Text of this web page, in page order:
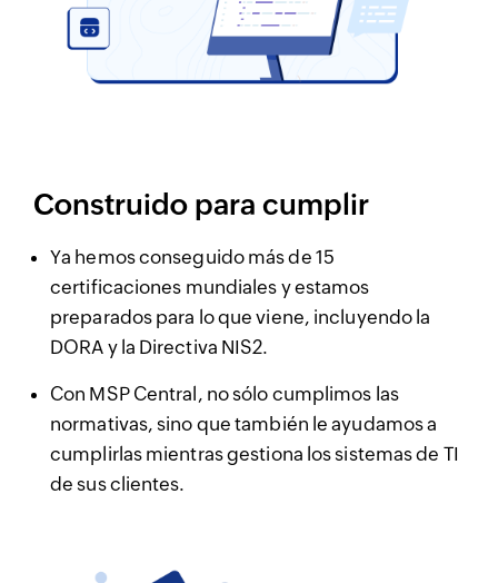
Construido para cumplir
Ya hemos conseguido más de 15
certificaciones mundiales y estamos
preparados para lo que viene, incluyendo la
DORA y la Directiva NIS2.
Con MSP Central, no sólo cumplimos las
normativas, sino que también le ayudamos a
cumplirlas mientras gestiona los sistemas de TI
de sus clientes.